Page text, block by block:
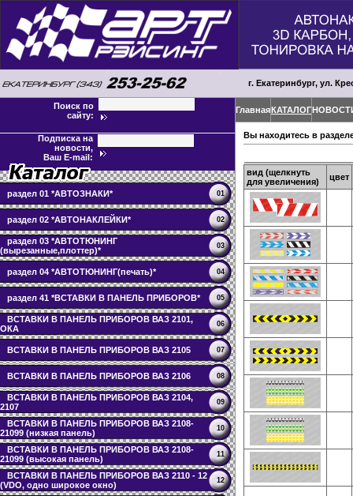
г. Екатеринбург, ул.
Поиск по
сайту:
Подписка на
новости,
Ваш E-mail:
раздел 01 *АВТОЗНАКИ* 01
раздел 02 *АВТОНАКЛЕЙКИ* 02
раздел 03 *АВТОТЮНИНГ
(вырезанные,плоттер)*
03
раздел 04 *АВТОТЮНИНГ(печать)* 04
раздел 41 *ВСТАВКИ В ПАНЕЛЬ ПРИБОРОВ* 05
ВСТАВКИ В ПАНЕЛЬ ПРИБОРОВ ВАЗ 2101,
ОКА
06
ВСТАВКИ В ПАНЕЛЬ ПРИБОРОВ ВАЗ 2105 07
ВСТАВКИ В ПАНЕЛЬ ПРИБОРОВ ВАЗ 2106 08
ВСТАВКИ В ПАНЕЛЬ ПРИБОРОВ ВАЗ 2104,
2107
09
ВСТАВКИ В ПАНЕЛЬ ПРИБОРОВ ВАЗ 2108-
21099 (низкая панель)
10
ВСТАВКИ В ПАНЕЛЬ ПРИБОРОВ ВАЗ 2108-
21099 (высокая панель)
11
ВСТАВКИ В ПАНЕЛЬ ПРИБОРОВ ВАЗ 2110 - 12
(VDO, одно широкое окно)
12
ГлавнаяКАТАЛОГ
Вы находитесь в
вид (щелкнуть
для увеличения)
цвет